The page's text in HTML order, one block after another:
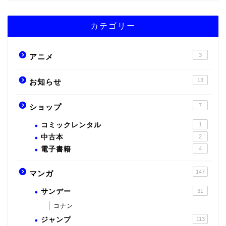
カテゴリー
アニメ 3
お知らせ 13
ショップ 7
コミックレンタル 1
中古本 2
電子書籍 4
マンガ 147
サンデー 31
コナン
ジャンプ 113